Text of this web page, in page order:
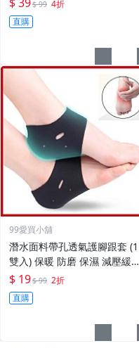
$ 99 4折
直購
99愛買小舖
潛水面料帶孔透氣護腳跟套 (1
雙入) 保暖 防磨 保濕 減壓緩衝
【AF02230】99愛買小舖
$ 19$ 99 2折
直購